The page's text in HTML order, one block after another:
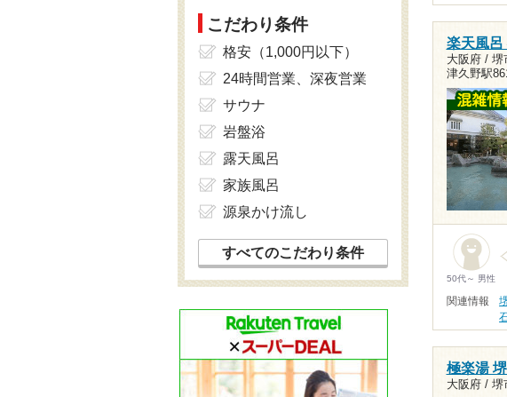
楽天風呂
大阪府 / 堺
津久野駅
50代～ 男性
関連情報
極楽湯
大阪府 / 堺
こだわり条件
格安（1,000円以下）
24時間営業、深夜営業
サウナ
岩盤浴
露天風呂
家族風呂
源泉かけ流し
すべてのこだわり条件